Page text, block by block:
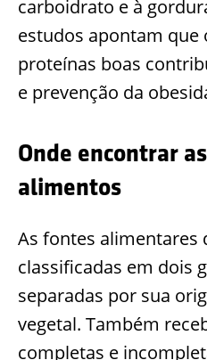
carboidrato e à
estudos apontam que
proteínas boas
e prevenção da
Onde encontrar
alimentos
As fontes alimentares
classificadas em dois
separadas por sua
vegetal. Também
completas e